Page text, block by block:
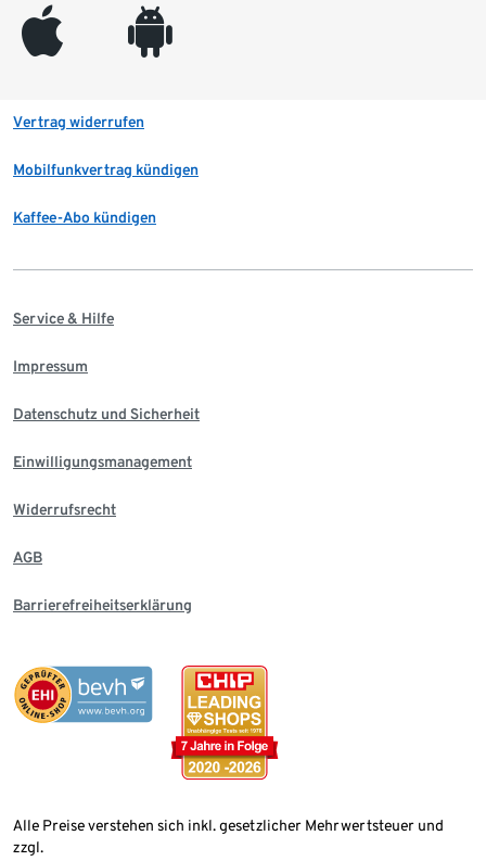
appleinc android
Vertrag widerrufen
Mobilfunkvertrag kündigen
Kaffee-Abo kündigen
Service & Hilfe
Impressum
Datenschutz und Sicherheit
Einwilligungsmanagement
Widerrufsrecht
AGB
Barrierefreiheitserklärung
Alle Preise verstehen sich inkl. gesetzlicher Mehrwertsteuer und
zzgl.